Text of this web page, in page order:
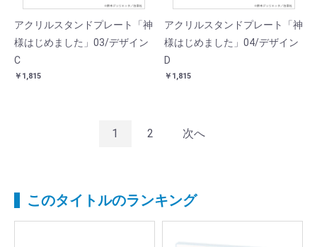
アクリルスタンドプレート「神
様はじめました」03/デザイン
C
￥1,815
アクリルスタンドプレート「神
様はじめました」04/デザイン
D
￥1,815
1 2 次へ
このタイトルのランキング